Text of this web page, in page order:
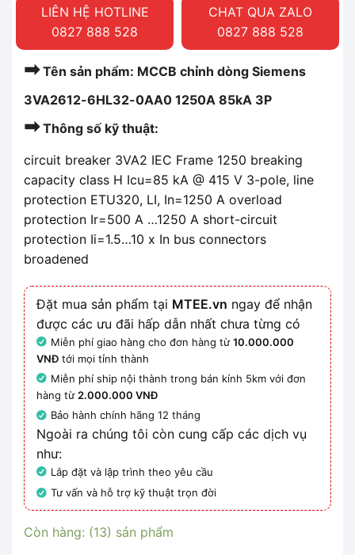
LIÊN HỆ HOTLINE
0827 888 528
CHAT QUA ZALO
0827 888 528
➡Tên sản phẩm: MCCB chỉnh dòng Siemens
3VA2612-6HL32-0AA0 1250A 85kA 3P
➡Thông số kỹ thuật:
circuit breaker 3VA2 IEC Frame 1250 breaking
capacity class H Icu=85 kA @ 415 V 3-pole, line
protection ETU320, LI, In=1250 A overload
protection Ir=500 A …1250 A short-circuit
protection Ii=1.5…10 x In bus connectors
broadened
Đặt mua sản phẩm tại MTEE.vn ngay để nhận
được các ưu đãi hấp dẫn nhất chưa từng có
Miễn phí giao hàng cho đơn hàng từ10.000.000
VNĐ tới mọi tỉnh thành
Miễn phí ship nội thành trong bán kính 5km với đơn
hàng từ2.000.000 VNĐ
Bảo hành chính hãng 12 tháng
Ngoài ra chúng tôi còn cung cấp các dịch vụ
như:
Lắp đặt và lập trình theo yêu cầu
Tư vấn và hỗ trợ kỹ thuật trọn đời
Còn hàng: (13) sản phẩm